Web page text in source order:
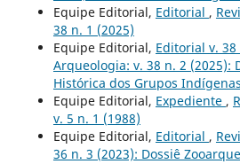
Equipe Editorial, Editorial ,
38 n. 1 (2025)
Equipe Editorial, Editorial v. 38
Arqueologia: v. 38 n. 2 (2025):
Histórica dos Grupos
Equipe Editorial, Expediente ,
v. 5 n. 1 (1988)
Equipe Editorial, Editorial ,
36 n. 3 (2023): Dossiê